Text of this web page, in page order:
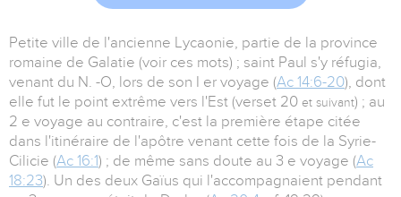
Petite ville de l'ancienne Lycaonie, partie de la province
romaine de Galatie (voir ces mots) ; saint Paul s'y réfugia,
venant du N. -O, lors de son I er voyage (Ac 14:6-20), dont
elle fut le point extrême vers l'Est (verset 20 et suivant) ; au
2 e voyage au contraire, c'est la première étape citée
dans l'itinéraire de l'apôtre venant cette fois de la Syrie-
Cilicie (Ac 16:1) ; de même sans doute au 3 e voyage (Ac
18:23). Un des deux Gaïus qui l'accompagnaient pendant